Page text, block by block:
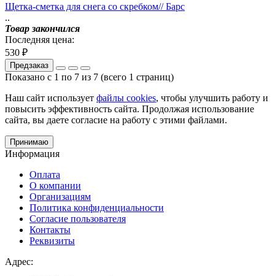
Щетка-сметка для снега со скребком// Барс
..
Товар закончился
Последняя цена:
530 ₽
Предзаказ
Показано с 1 по 7 из 7 (всего 1 страниц)
Наш сайт использует файлы cookies, чтобы улучшить работу и
повысить эффективность сайта. Продолжая использование
сайта, вы даете согласие на работу с этими файлами.
Принимаю
Информация
Оплата
О компании
Организациям
Политика конфиденциальности
Согласие пользователя
Контакты
Реквизиты
Адрес: